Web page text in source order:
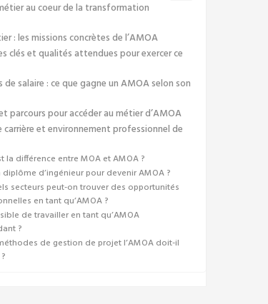
au coeur de la transformation
: les missions concrètes de l’AMOA
clés et qualités attendues pour exercer ce
de salaire : ce que gagne un AMOA selon son
parcours pour accéder au métier d’AMOA
et environnement professionnel de
la différence entre MOA et AMOA ?
diplôme d’ingénieur pour devenir AMOA ?
secteurs peut-on trouver des opportunités
en tant qu’AMOA ?
de travailler en tant qu’AMOA
?
de gestion de projet l’AMOA doit-il